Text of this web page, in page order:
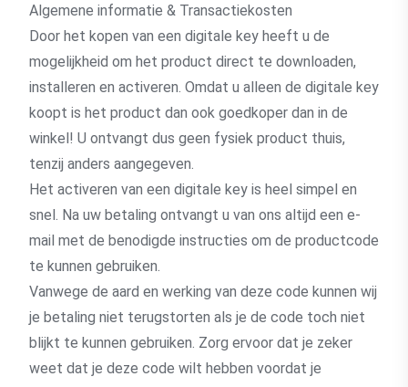
Algemene informatie & Transactiekosten
Door het kopen van een digitale key heeft u de
mogelijkheid om het product direct te downloaden,
installeren en activeren. Omdat u alleen de digitale key
koopt is het product dan ook goedkoper dan in de
winkel! U ontvangt dus geen fysiek product thuis,
tenzij anders aangegeven.
Het activeren van een digitale key is heel simpel en
snel. Na uw betaling ontvangt u van ons altijd een e-
mail met de benodigde instructies om de productcode
te kunnen gebruiken.
Vanwege de aard en werking van deze code kunnen wij
je betaling niet terugstorten als je de code toch niet
blijkt te kunnen gebruiken. Zorg ervoor dat je zeker
weet dat je deze code wilt hebben voordat je